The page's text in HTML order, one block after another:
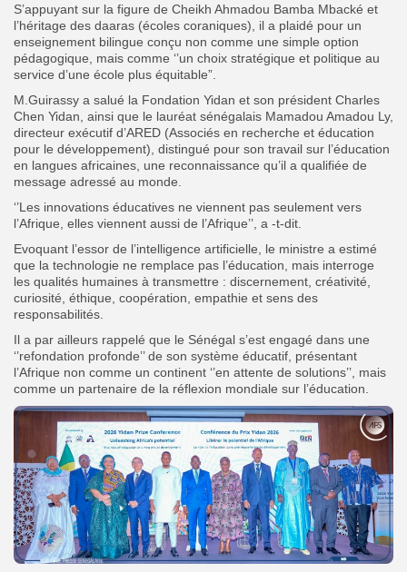
S’appuyant sur la figure de Cheikh Ahmadou Bamba Mbacké et
l’héritage des daaras (écoles coraniques), il a plaidé pour un
enseignement bilingue conçu non comme une simple option
pédagogique, mais comme ‘’un choix stratégique et politique au
service d’une école plus équitable”.
M.Guirassy a salué la Fondation Yidan et son président Charles
Chen Yidan, ainsi que le lauréat sénégalais Mamadou Amadou Ly,
directeur exécutif d’ARED (Associés en recherche et éducation
pour le développement), distingué pour son travail sur l’éducation
en langues africaines, une reconnaissance qu’il a qualifiée de
message adressé au monde.
‘’Les innovations éducatives ne viennent pas seulement vers
l’Afrique, elles viennent aussi de l’Afrique’’, a -t-dit.
Evoquant l’essor de l’intelligence artificielle, le ministre a estimé
que la technologie ne remplace pas l’éducation, mais interroge
les qualités humaines à transmettre : discernement, créativité,
curiosité, éthique, coopération, empathie et sens des
responsabilités.
Il a par ailleurs rappelé que le Sénégal s’est engagé dans une
‘’refondation profonde’’ de son système éducatif, présentant
l’Afrique non comme un continent ‘’en attente de solutions’’, mais
comme un partenaire de la réflexion mondiale sur l’éducation.